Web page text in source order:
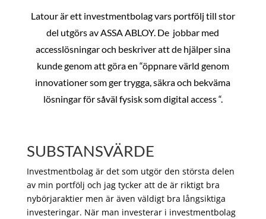
Latour är ett investmentbolag vars portfölj till stor
del utgörs av ASSA ABLOY. De jobbar med
accesslösningar och beskriver att de hjälper sina
kunde genom att göra en “öppnare värld genom
innovationer som ger trygga, säkra och bekväma
lösningar för såväl fysisk som digital access “.
SUBSTANSVÄRDE
Investmentbolag är det som utgör den största delen
av min portfölj och jag tycker att de är riktigt bra
nybörjaraktier men är även väldigt bra långsiktiga
investeringar. När man investerar i investmentbolag